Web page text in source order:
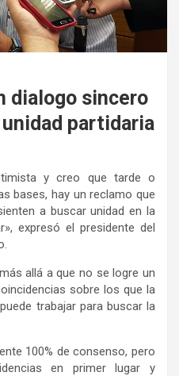
dialogo sincero
partidaria
y creo que tarde o
bases, hay un reclamo que
a buscar unidad en la
expresó el presidente del
allá a que no se logre un
sobre los que la
trabajar para buscar la
100% de consenso, pero
en primer lugar y